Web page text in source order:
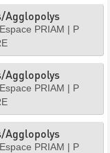
Agglopolys
PRIAM | P
Agglopolys
PRIAM | P
Agglopolys
PRIAM | P